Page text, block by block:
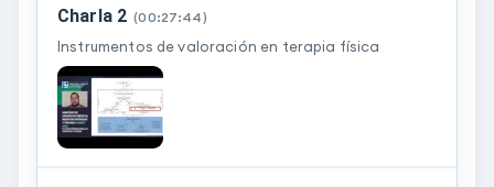
Charla 2 (00:27:44)
Instrumentos de valoración en terapia física